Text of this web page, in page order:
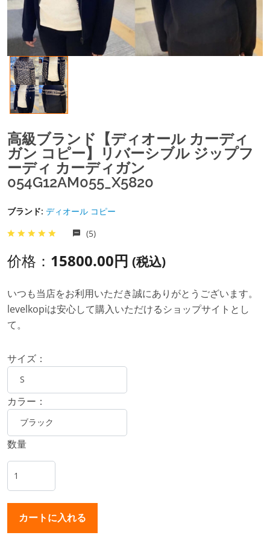
高級ブランド【ディオール カーディ
ガン コピー】リバーシブル ジップフ
ーディ カーディガン
054G12AM055_X5820
ブランド: ディオール コピー
(5)
价格： 15800.00円 (税込)
いつも当店をお利用いただき誠にありがとうございます。
levelkopiは安心して購入いただけるショップサイトとし
て。
サイズ：
カラー：
数量